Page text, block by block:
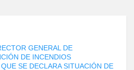
GENERAL DE
DE INCENDIOS
SE DECLARA SITUACIÓN DE